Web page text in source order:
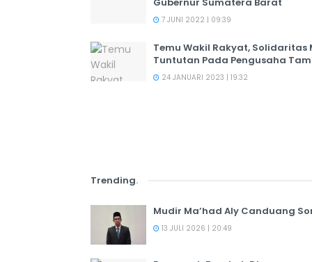
7 JUNI 2022 | 09:39
Temu Wakil Rakyat,
Tuntutan Pada Pengusaha
24 JANUARI 2023 | 19:32
Trending.
Mudir Ma’had Aly Canduang
13 JULI 2026 | 20:49